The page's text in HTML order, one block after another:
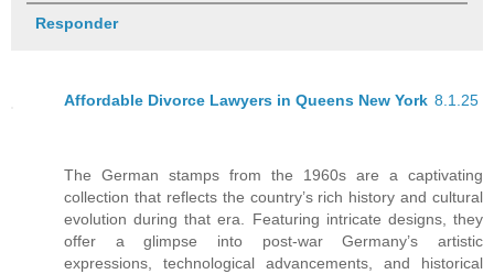
Responder
Affordable Divorce Lawyers in Queens New York 8.1.25
The German stamps from the 1960s are a captivating
collection that reflects the country’s rich history and cultural
evolution during that era. Featuring intricate designs, they
offer a glimpse into post-war Germany’s artistic
expressions, technological advancements, and historical